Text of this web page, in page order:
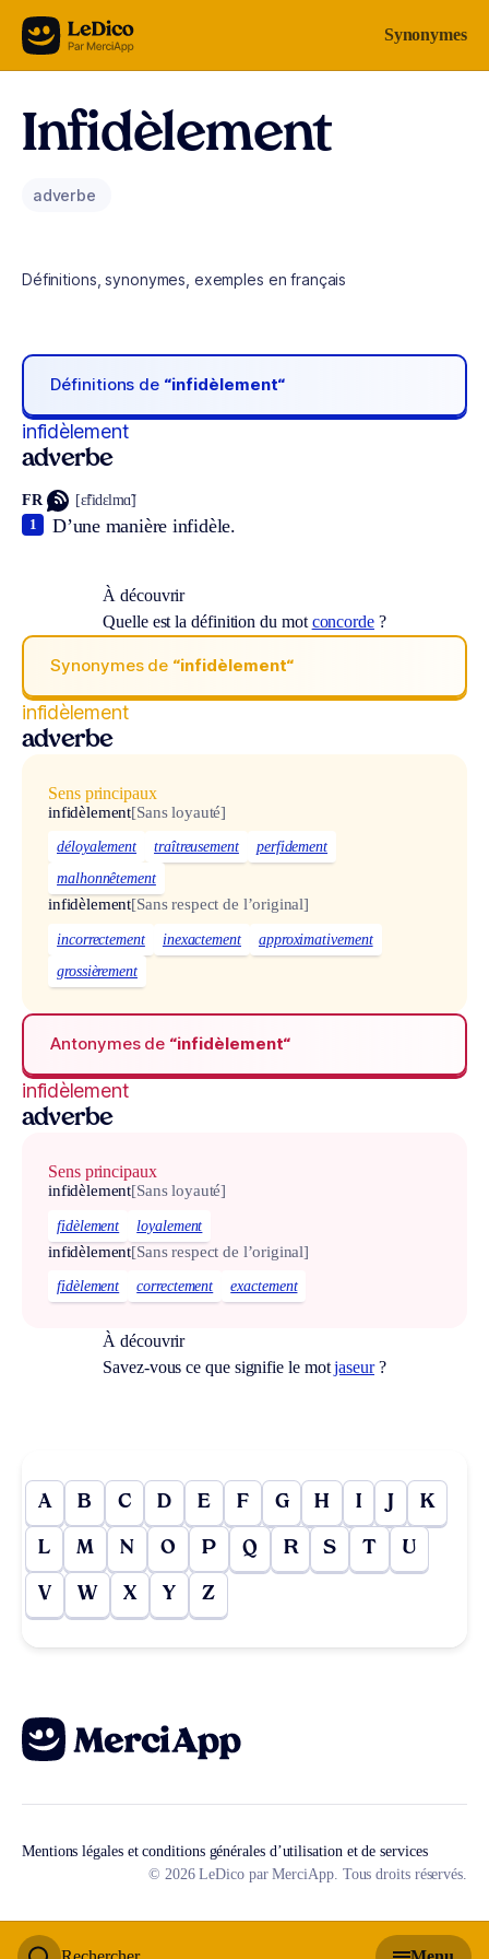
Aller au contenu Synonymes
Infidèlement
adverbe
Définitions, synonymes, exemples en français
Définitions de “infidèlement“
infidèlement
adverbe
FR [ɛ̃fidɛlmɑ̃]
D’une manière infidèle.
1
À découvrir
Quelle est la définition du mot concorde?
Synonymes de “infidèlement“
infidèlement
adverbe
Sens principaux
infidèlement[Sans loyauté]
déloyalement traîtreusement
perfidement
malhonnêtement
infidèlement[Sans respect de l’original]
incorrectement inexactement
approximativement
grossièrement
Antonymes de “infidèlement“
infidèlement
adverbe
Sens principaux
infidèlement[Sans loyauté]
fidèlement loyalement
infidèlement[Sans respect de l’original]
fidèlement correctement exactement
À découvrir
Savez-vous ce que signifie le motjaseur?
A B C D E F G H I J K
L M N O P Q R S T U
V W X Y Z
Mentions légales et conditions générales d’utilisation et de services
© 2026 LeDico par MerciApp. Tous droits réservés.